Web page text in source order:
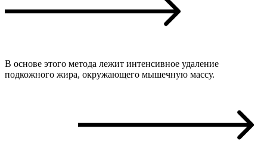
В основе этого метода лежит интенсивное удаление
подкожного жира, окружающего мышечную массу.